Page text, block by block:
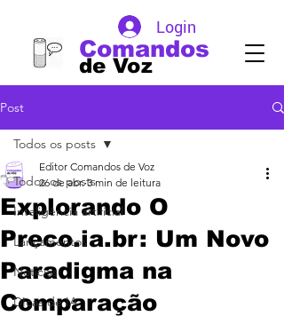
de Voz
Comandos
Login
Post
Todos os posts
Inteligência artificial
Lançamentos
Noticias
DIcas de IA
Todos os posts
Explorando O
Preco.ia.br: Um Novo
Paradigma na
Comparação
Editor Comandos de Voz
26 de abr. 3 min de leitura